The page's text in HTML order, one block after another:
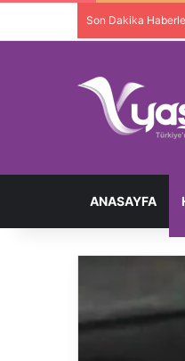
Son Dakika
ANASAYFA